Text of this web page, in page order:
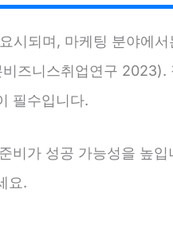
시되며, 마케팅 분야에서
즈니스취업연구 2023).
필수입니다.
비가 성공 가능성을 높입
요.